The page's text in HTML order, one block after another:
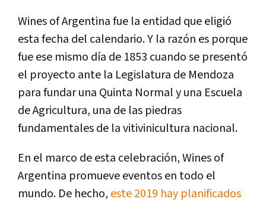
Wines of Argentina fue la entidad que eligió
esta fecha del calendario. Y la razón es porque
fue ese mismo día de 1853 cuando se presentó
el proyecto ante la Legislatura de Mendoza
para fundar una Quinta Normal y una Escuela
de Agricultura, una de las piedras
fundamentales de la vitivinicultura nacional.
En el marco de esta celebración, Wines of
Argentina promueve eventos en todo el
mundo. De hecho, este 2019 hay planificados